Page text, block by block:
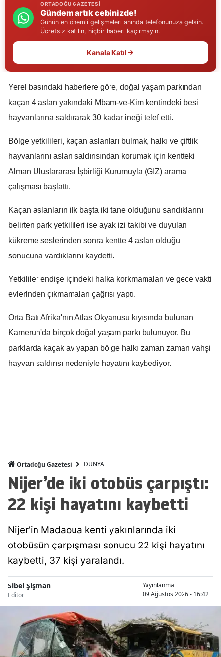
Elazığ
Erzurum
Eskişehir
Gaziantep
Hakkari
Isparta
Mersin
Kars
Kayseri
Kırklareli
Kırşehir
Kahramanmaraş
Mardin
Muğla
Muş
Rize
Sakarya
ORTADOĞU GAZETESI
Gündem artık cebinizde!
Günün en önemli gelişmeleri anında telefonunuza gelsin.
Ücretsiz katılın, hiçbir haberi kaçırmayın.
Kanala Katıl
Yerel basındaki haberlere göre, doğal yaşam parkından
kaçan 4 aslan yakındaki Mbam-ve-Kim kentindeki besi
hayvanlarına saldırarak 30 kadar ineği telef etti.
Bölge yetkilileri, kaçan aslanları bulmak, halkı ve çiftlik
hayvanlarını aslan saldırısından korumak için kentteki
Alman Uluslararası İşbirliği Kurumuyla (GIZ) arama
çalışması başlattı.
Kaçan aslanların ilk başta iki tane olduğunu sandıklarını
belirten park yetkilileri ise ayak izi takibi ve duyulan
kükreme seslerinden sonra kentte 4 aslan olduğu
sonucuna vardıklarını kaydetti.
Yetkililer endişe içindeki halka korkmamaları ve gece vakti
evlerinden çıkmamaları çağrısı yaptı.
Orta Batı Afrika'nın Atlas Okyanusu kıyısında bulunan
Kamerun'da birçok doğal yaşam parkı bulunuyor. Bu
parklarda kaçak av yapan bölge halkı zaman zaman vahşi
hayvan saldırısı nedeniyle hayatını kaybediyor.
Ortadoğu Gazetesi DÜNYA
Nijer’de iki otobüs çarpıştı:
22 kişi hayatını kaybetti
Nijer’in Madaoua kenti yakınlarında iki
otobüsün çarpışması sonucu 22 kişi hayatını
kaybetti, 37 kişi yaralandı.
Sibel Şişman
Editör
Yayınlanma
09 Ağustos 2026 - 16:42